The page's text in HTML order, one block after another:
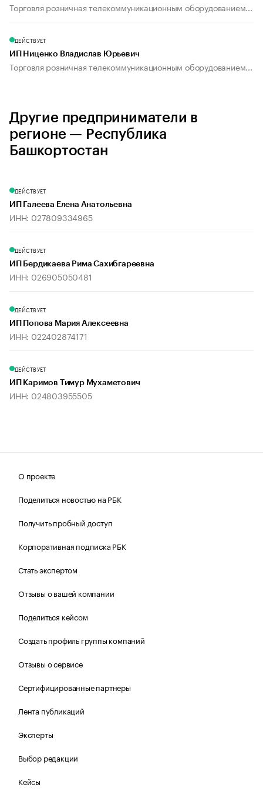
Торговля розничная телекоммуникационным оборудованием...
ДЕЙСТВУЕТ
ИП Ниценко Владислав Юрьевич
Торговля розничная телекоммуникационным оборудованием...
Другие предприниматели в
регионе — Республика
Башкортостан
ДЕЙСТВУЕТ
ИП Галеева Елена Анатольевна
ИНН: 027809334965
ДЕЙСТВУЕТ
ИП Бердикаева Рима Сахибгареевна
ИНН: 026905050481
ДЕЙСТВУЕТ
ИП Попова Мария Алексеевна
ИНН: 022402874171
ДЕЙСТВУЕТ
ИП Каримов Тимур Мухаметович
ИНН: 024803955505
О проекте
Поделиться новостью на РБК
Получить пробный доступ
Корпоративная подписка РБК
Стать экспертом
Отзывы о вашей компании
Поделиться кейсом
Создать профиль группы компаний
Отзывы о сервисе
Сертифицированные партнеры
Лента публикаций
Эксперты
Выбор редакции
Кейсы